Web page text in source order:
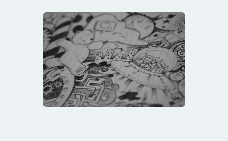
ST SUMMIT
MULHERES
GESTORAS
HOMEST
HOME